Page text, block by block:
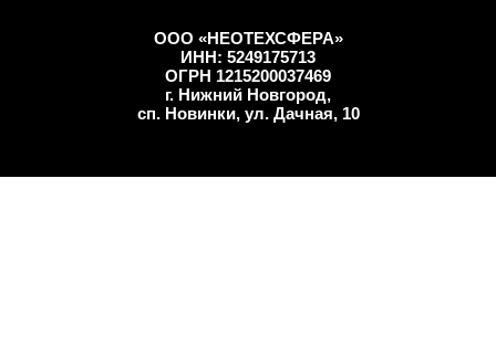
ООО «НЕОТЕХСФЕРА»
ИНН: 5249175713
ОГРН 1215200037469
г. Нижний Новгород,
сп. Новинки, ул. Дачная, 10